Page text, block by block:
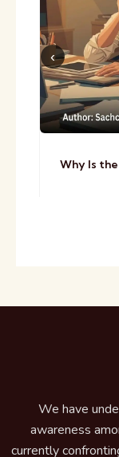
Why Is
We have
awareness
currently